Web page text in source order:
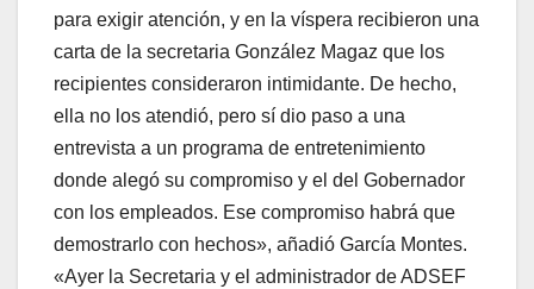
para exigir atención, y en la víspera recibieron una
carta de la secretaria González Magaz que los
recipientes consideraron intimidante. De hecho,
ella no los atendió, pero sí dio paso a una
entrevista a un programa de entretenimiento
donde alegó su compromiso y el del Gobernador
con los empleados. Ese compromiso habrá que
demostrarlo con hechos», añadió García Montes.
«Ayer la Secretaria y el administrador de ADSEF